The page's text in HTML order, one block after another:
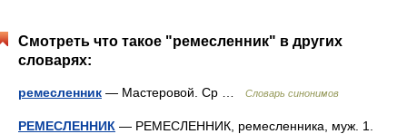
Смотреть что такое "ремесленник" в других
словарях:
ремесленник — Мастеровой. Ср … Словарь синонимов
РЕМЕСЛЕННИК — РЕМЕСЛЕННИК, ремесленника, муж. 1.